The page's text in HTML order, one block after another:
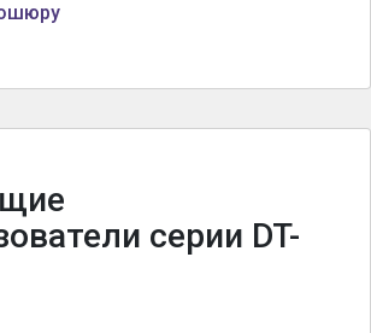
серии DT-